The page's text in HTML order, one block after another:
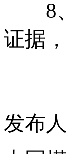
8、
证据
发布